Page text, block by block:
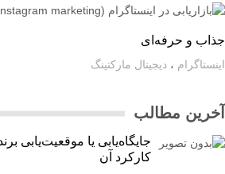
و حرفه‌ای
،دیجیتال مارکتینگ
مطالب
جایگاه‌یابی یا موقعیت‌یابی
کارکرد آن